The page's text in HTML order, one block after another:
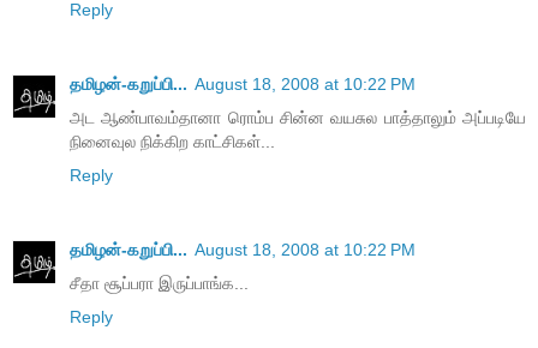
Reply
தமிழன்-கறுப்பி... August 18, 2008 at 10:22 PM
அட ஆண்பாவம்தானா ரொம்ப சின்ன வயசுல பாத்தாலும் அப்படியே
நினைவுல நிக்கிற காட்சிகள்...
Reply
தமிழன்-கறுப்பி... August 18, 2008 at 10:22 PM
சீதா சூப்பரா இருப்பாங்க...
Reply